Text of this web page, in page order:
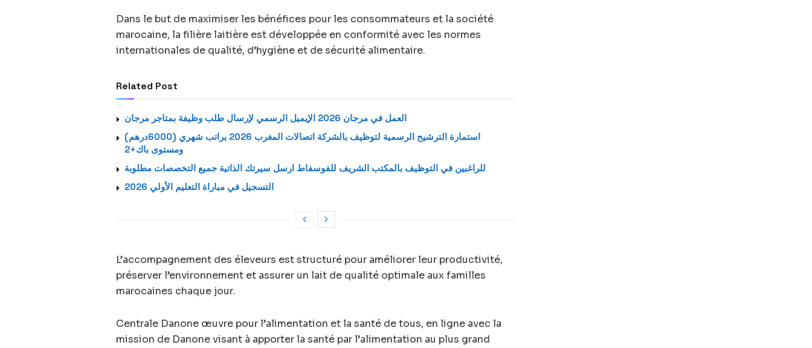
Dans le but de maximiser les bénéfices pour les consommateurs et la société
marocaine, la filière laitière est développée en conformité avec les normes
internationales de qualité, d’hygiène et de sécurité alimentaire.
Related Post
العمل في مرجان 2026 الإيميل الرسمي لإرسال طلب وظيفة بمتاجر مرجان
استمارة الترشيح الرسمية لتوظيف بالشركة اتصالات المغرب 2026 براتب شهري (6000درهم)
ومستوى باك+2
للراغبين في التوظيف بالمكتب الشريف للفوسفاط ارسل سيرتك الذاتية جميع التخصصات مطلوبة
التسجيل في مباراة التعليم الأولي 2026
L’accompagnement des éleveurs est structuré pour améliorer leur productivité,
préserver l’environnement et assurer un lait de qualité optimale aux familles
marocaines chaque jour.
Centrale Danone œuvre pour l’alimentation et la santé de tous, en ligne avec la
mission de Danone visant à apporter la santé par l’alimentation au plus grand